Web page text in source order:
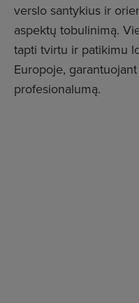
verslo santykius ir
aspektų tobulinimą.
tapti tvirtu ir patikimu
Europoje,
profesionalumą.